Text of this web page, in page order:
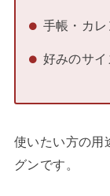
手帳・カ
好みのサ
使いたい方の用
グンです。